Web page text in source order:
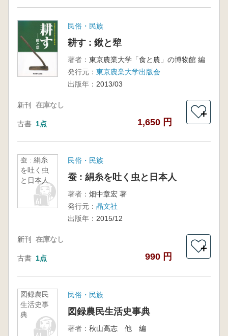
民俗・民族
耕す : 鍬と犂
著者： 東京農業大学「食と農」の博物館 編
発行元： 東京農業大学出版会
出版年： 2013/03
新刊 在庫なし
古書 1点 1,650 円
＋
蚕 : 絹糸
を吐く虫
と日本人
民俗・民族
蚕 : 絹糸を吐く虫と日本人
著者： 畑中章宏 著
発行元： 晶文社
出版年： 2015/12
新刊 在庫なし
古書 1点 990 円
＋
図録農民
生活史事
典
民俗・民族
図録農民生活史事典
著者： 秋山高志 他 編